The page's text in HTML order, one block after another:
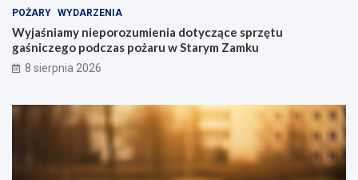
POŻARY WYDARZENIA
Wyjaśniamy nieporozumienia dotyczące sprzętu
gaśniczego podczas pożaru w Starym Zamku
8 sierpnia 2026